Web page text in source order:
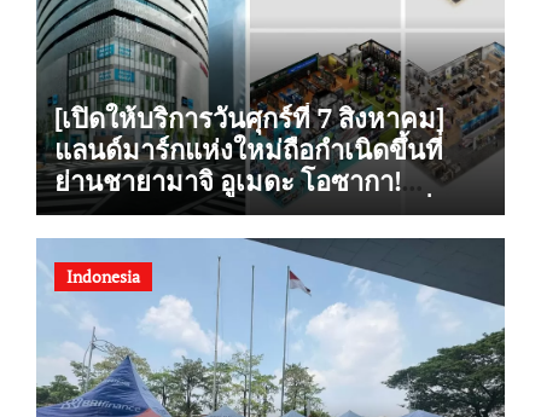
[เปิดให้บริการวันศุกร์ที่ 7 สิงหาคม]
แลนด์มาร์กแห่งใหม่ถือกำเนิดขึ้นที่
ย่านชายามาจิ อูเมดะ โอซากา!
“Alpen OSAKA” ร้านกีฬาเรือธงที่ใหญ่
ที่สุดแห่งหนึ่งในญี่ปุ่นฝั่งตะวันตก
รองรับการซื้อสินค้าปลอดภาษี เปิดให้
บริการอย่างเป็นทางการ
Indonesia